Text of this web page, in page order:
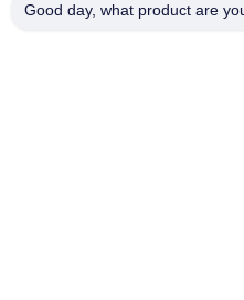
Good day, what product are